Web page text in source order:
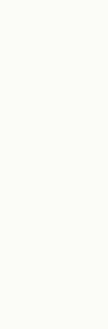
25 rue de la